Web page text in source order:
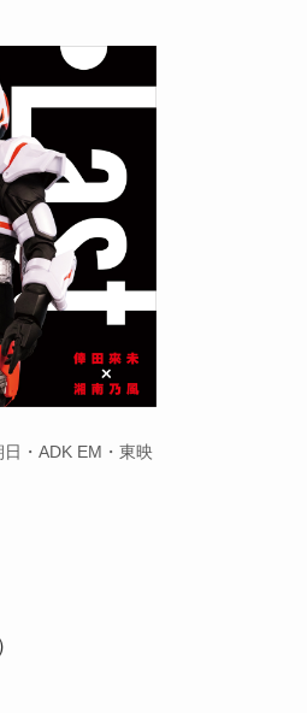
・ADK EM・東映